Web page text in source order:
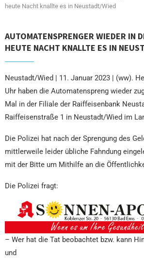
heute Nacht knallte es in Neustadt/Wied
AUTOMATENSPRENGER WIEDER IN
HEUTE NACHT KNALLTE ES IN
Neustadt/Wied | 11. Januar 2023 | (ww).
Uhr haben die Automatenspreng wieder
Mal in der Filiale der Raiffeisenbank
Raiffeisenstraße 1 in Neustadt/Wied im
Die Polizei hat nach der Sprengung des
mittlerweile leider übliche Fahndung
mit der Bitte um Mithilfe an die
Die Polizei fragt:
– Wer hat die Tat beobachtet bzw. kann
und